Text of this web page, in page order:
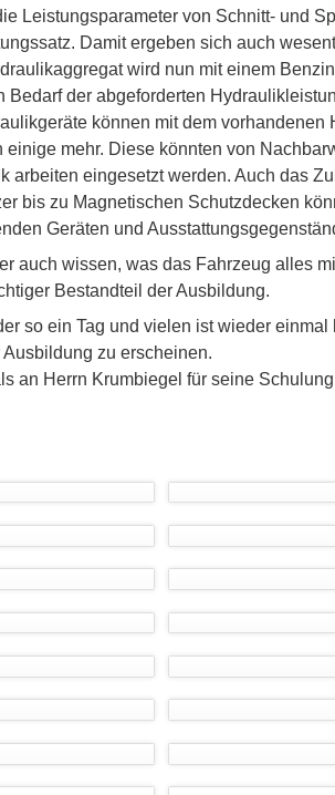
Leistungsparameter von Schnitt- und
Damit ergeben sich auch
wird nun mit einem
Bedarf der abgeforderten
können mit dem
einige mehr. Diese könnten von
arbeiten eingesetzt werden. Auch das
bis zu Magnetischen Schutzdecken
Geräten und
auch wissen, was das Fahrzeug alles
Bestandteil der Ausbildung.
so ein Tag und vielen ist wieder
zu erscheinen.
an Herrn Krumbiegel für seine